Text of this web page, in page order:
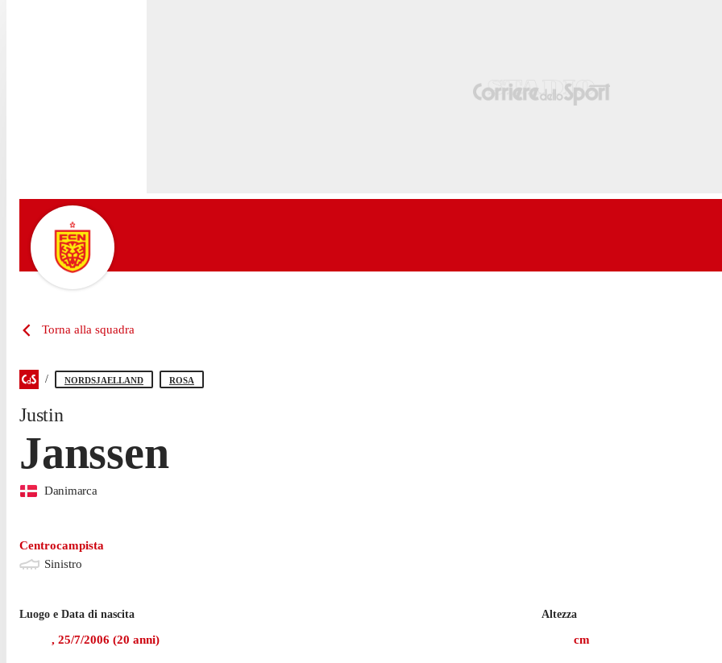
Torna alla squadra
NORDSJAELLAND ROSA
Justin
Janssen
Danimarca
Centrocampista
Sinistro
Luogo e Data di nascita
, 25/7/2006 (20 anni)
Altezza
cm